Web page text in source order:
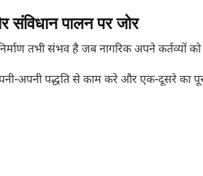
पालन पर जोर
तभी संभव है जब नागरिक अपने
अपनी पद्धति से काम करे और एक-दूसरे का